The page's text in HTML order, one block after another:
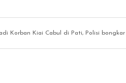
Korban Kiai Cabul di Pati, Polisi